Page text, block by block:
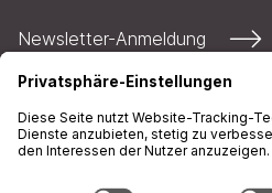
Newsletter-Anmeldung
Kontakt